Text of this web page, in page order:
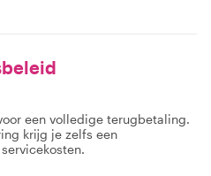
een volledige terugbetaling.
krijg je zelfs een